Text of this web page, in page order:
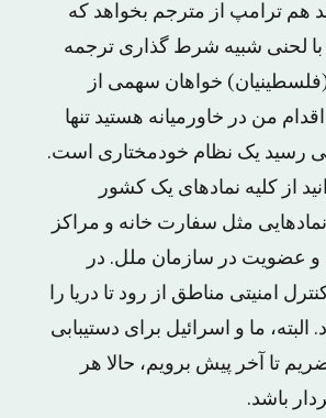
هم ترامپ از مترجم بخواهد که
لحنی شبیه شرط گذاری ترجمه
خواهان سهمی از
من در خاورمیانه هستید تنها
رسید یک نظام خودمختاری است.
از کلیه نمادهای یک کشور
مثل سفارت خانه و مراکز
و عضویت در سازمان ملل. در
امنیتی مناطق از رود تا دریا را
البته، ما و اسرائیل برای دستیبابی
تا آخر پیش برویم، حالا هر
باشد.